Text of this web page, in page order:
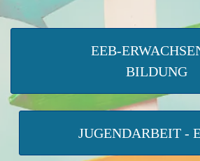
EEB-
BILDUNG
JUGENDARBEIT -